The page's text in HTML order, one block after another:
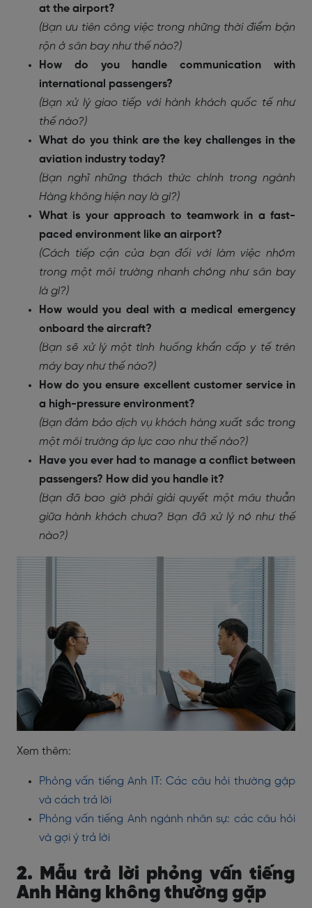
at the airport?
(Bạn ưu tiên công việc trong những thời điểm bận
rộn ở sân bay như thế nào?)
How do you handle communication with
international passengers?
(Bạn xử lý giao tiếp với hành khách quốc tế như
thế nào?)
What do you think are the key challenges in the
aviation industry today?
(Bạn nghĩ những thách thức chính trong ngành
Hàng không hiện nay là gì?)
What is your approach to teamwork in a fast-
paced environment like an airport?
(Cách tiếp cận của bạn đối với làm việc nhóm
trong một môi trường nhanh chóng như sân bay
là gì?)
How would you deal with a medical emergency
onboard the aircraft?
(Bạn sẽ xử lý một tình huống khẩn cấp y tế trên
máy bay như thế nào?)
How do you ensure excellent customer service in
a high-pressure environment?
(Bạn đảm bảo dịch vụ khách hàng xuất sắc trong
một môi trường áp lực cao như thế nào?)
Have you ever had to manage a conflict between
passengers? How did you handle it?
(Bạn đã bao giờ phải giải quyết một mâu thuẫn
giữa hành khách chưa? Bạn đã xử lý nó như thế
nào?)
Xem thêm:
Phỏng vấn tiếng Anh IT: Các câu hỏi thường gặp
và cách trả lời
Phỏng vấn tiếng Anh ngành nhân sự: các câu hỏi
và gợi ý trả lời
2. Mẫu trả lời phỏng vấn tiếng
Anh Hàng không thường gặp